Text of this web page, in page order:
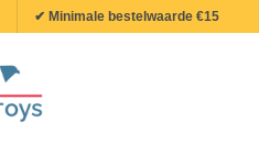
✔ Minimale bestelwaarde €15